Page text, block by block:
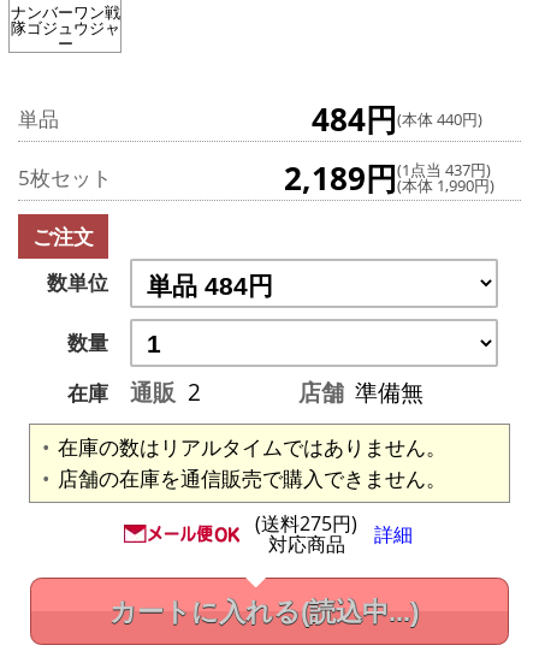
ナンバーワン戦
隊ゴジュウジャ
ー
単品 484円(本体 440円)
5枚セット 2,189円(1点当 437円)
(本体 1,990円)
ご注文
数単位
数量
在庫
通販 2 店舗 準備無
在庫の数はリアルタイムではありません。
店舗の在庫を通信販売で購入できません。
(送料275円)
対応商品 詳細
カートに入れる(読込中...)